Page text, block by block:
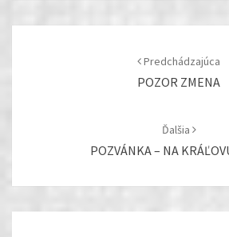
Predchádzajúca
POZOR ZMENA
Ďalšia
POZVÁNKA – NA